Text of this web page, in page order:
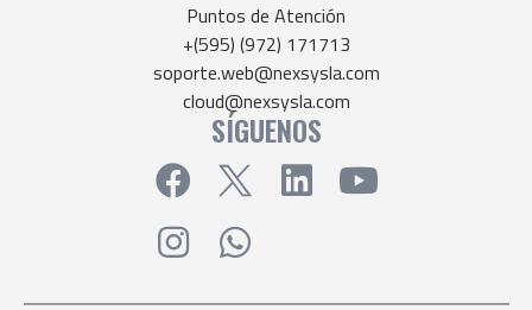
Puntos de Atención
+(595) (972) 171713
soporte.web@nexsysla.com
cloud@nexsysla.com
SÍGUENOS